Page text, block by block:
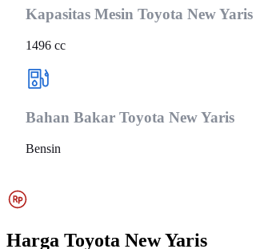
Kapasitas Mesin Toyota New Yaris
1496 cc
Bahan Bakar Toyota New Yaris
Bensin
Harga Toyota New Yaris